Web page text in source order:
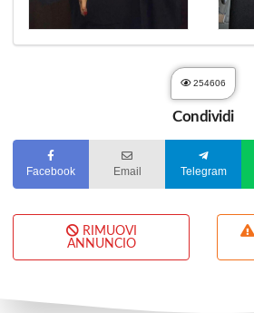
254606
Condividi
Facebook Email Telegram
RIMUOVI
ANNUNCIO